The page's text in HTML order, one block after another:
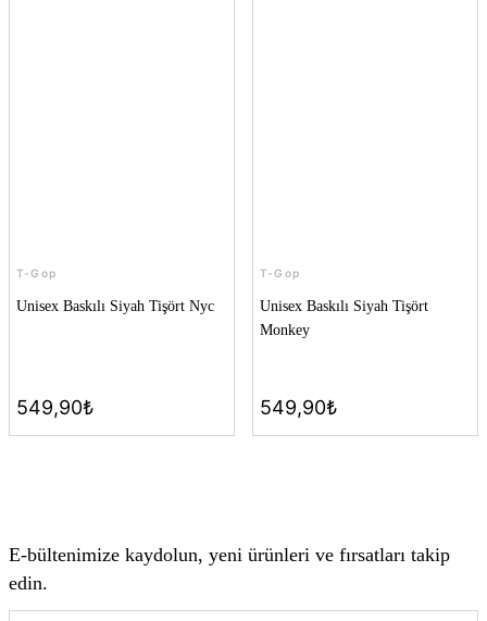
T-Gop
Unisex Baskılı Siyah Tişört Nyc
549,90₺
T-Gop
Unisex Baskılı Siyah Tişört
Monkey
549,90₺
E-bültenimize kaydolun, yeni ürünleri ve fırsatları takip
edin.